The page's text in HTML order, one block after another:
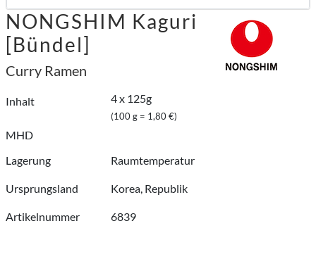
NONGSHIM Kaguri
[Bündel]
Curry Ramen
Inhalt 4 x 125g
(100 g = 1,80 €)
MHD
Lagerung
Raumtemperatur
Ursprungsland Korea, Republik
Artikelnummer 6839